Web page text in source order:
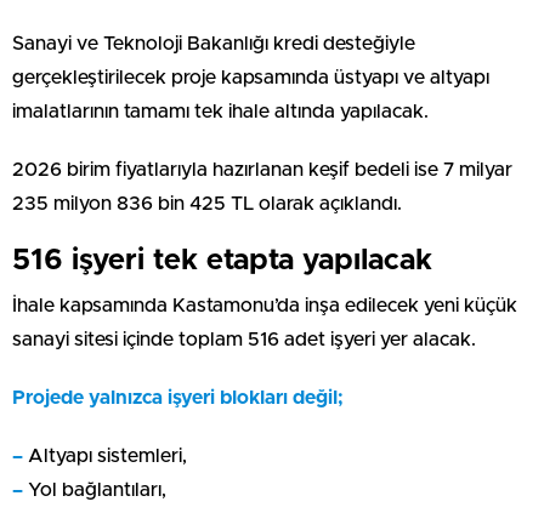
Sanayi ve Teknoloji Bakanlığı kredi desteğiyle
gerçekleştirilecek proje kapsamında üstyapı ve altyapı
imalatlarının tamamı tek ihale altında yapılacak.
2026 birim fiyatlarıyla hazırlanan keşif bedeli ise 7 milyar
235 milyon 836 bin 425 TL olarak açıklandı.
516 işyeri tek etapta yapılacak
İhale kapsamında Kastamonu’da inşa edilecek yeni küçük
sanayi sitesi içinde toplam 516 adet işyeri yer alacak.
Projede yalnızca işyeri blokları değil;
– Altyapı sistemleri,
– Yol bağlantıları,